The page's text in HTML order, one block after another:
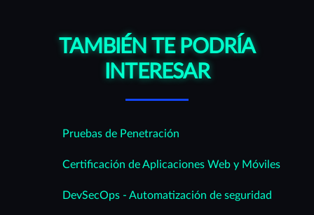
TAMBIÉN TE PODRÍA
INTERESAR
Pruebas de Penetración
Certificación de Aplicaciones Web y Móviles
DevSecOps - Automatización de seguridad